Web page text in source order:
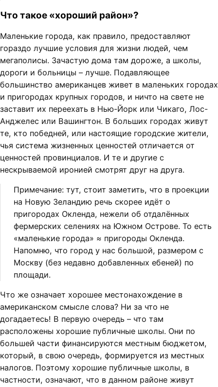
Что такое «хороший район»?
Маленькие города, как правило, предоставляют
гораздо лучшие условия для жизни людей, чем
мегаполисы. Зачастую дома там дороже, а школы,
дороги и больницы – лучше. Подавляющее
большинство американцев живет в маленьких городах
и пригородах крупных городов, и ничто на свете не
заставит их переехать в Нью-Йорк или Чикаго, Лос-
Анджелес или Вашингтон. В больших городах живут
те, кто победней, или настоящие городские жители,
чья система жизненных ценностей отличается от
ценностей провинциалов. И те и другие с
нескрываемой иронией смотрят друг на друга.
Примечание: тут, стоит заметить, что в проекции
на Новую Зеландию речь скорее идёт о
пригородах Окленда, нежели об отдалённых
фермерских селениях на Южном Острове. То есть
«маленькие города» ≈ пригороды Окленда.
Напомню, что город у нас большой, размером с
Москву (без недавно добавленных ебеней) по
площади.
Что же означает хорошее местонахождение в
американском смысле слова? Ни за что не
догадаетесь! В первую очередь – что там
расположены хорошие публичные школы. Они по
большей части финансируются местным бюджетом,
который, в свою очередь, формируется из местных
налогов. Поэтому хорошие публичные школы, в
частности, означают, что в данном районе живут